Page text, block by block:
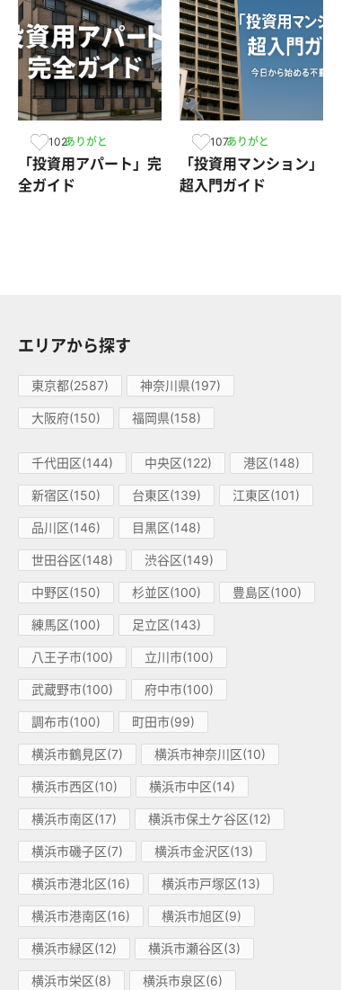
102ありがと
「投資用アパート」完
全ガイド
107ありがと
「投資用マンション」
超入門ガイド
エリアから探す
東京都(2587) 神奈川県(197)
大阪府(150) 福岡県(158)
千代田区(144) 中央区(122) 港区(148)
新宿区(150) 台東区(139) 江東区(101)
品川区(146) 目黒区(148)
世田谷区(148) 渋谷区(149)
中野区(150) 杉並区(100) 豊島区(100)
練馬区(100) 足立区(143)
八王子市(100) 立川市(100)
武蔵野市(100) 府中市(100)
調布市(100) 町田市(99)
横浜市鶴見区(7) 横浜市神奈川区(10)
横浜市西区(10) 横浜市中区(14)
横浜市南区(17) 横浜市保土ケ谷区(12)
横浜市磯子区(7) 横浜市金沢区(13)
横浜市港北区(16) 横浜市戸塚区(13)
横浜市港南区(16) 横浜市旭区(9)
横浜市緑区(12) 横浜市瀬谷区(3)
横浜市栄区(8) 横浜市泉区(6)